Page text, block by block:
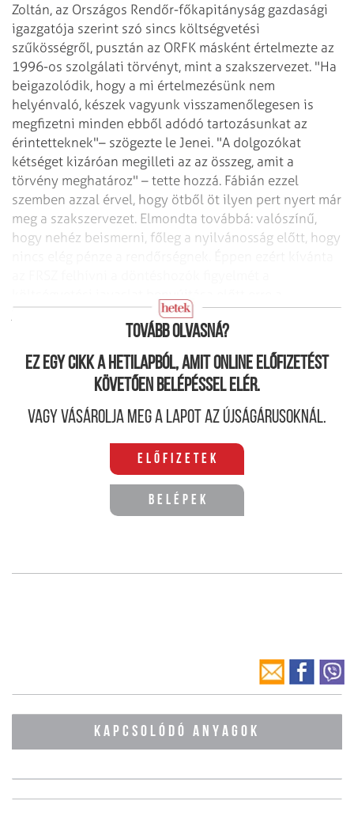
Zoltán, az Országos Rendőr-főkapitányság gazdasági
igazgatója szerint szó sincs költségvetési
szűkösségről, pusztán az ORFK másként értelmezte az
1996-os szolgálati törvényt, mint a szakszervezet. "Ha
beigazolódik, hogy a mi értelmezésünk nem
helyénvaló, készek vagyunk visszamenőlegesen is
megfizetni minden ebből adódó tartozásunkat az
érintetteknek"– szögezte le Jenei. "A dolgozókat
kétséget kizáróan megilleti az az összeg, amit a
törvény meghatároz" – tette hozzá. Fábián ezzel
szemben azzal érvel, hogy ötből öt ilyen pert nyert már
meg a szakszervezet. Elmondta továbbá: valószínű,
hogy nehéz beismerni, főleg a nyilvánosság előtt, hogy
jelenségre.
Tovább olvasná?
Ez egy cikk a hetilapból, amit online előfizetést
követően belépéssel elér.
Vagy vásárolja meg a lapot az újságárusoknál.
Előfizetek
Belépek
KAPCSOLÓDÓ ANYAGOK